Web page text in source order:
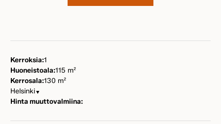
Kerroksia:1
Huoneistoala:115 m²
Kerrosala:130 m²
Helsinki▼
Hinta muuttovalmiina: